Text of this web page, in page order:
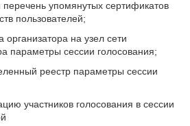
упомянутых сертификатов
пользователей;
организатора на узел сети
параметры сессии голосования;
реестр параметры сессии
участников голосования в сессии